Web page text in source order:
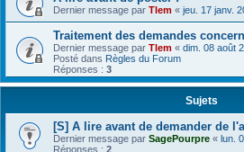
Dernier message par Tlem « jeu. 17 janv.
Traitement des demandes
Dernier message par Tlem « dim. 08 août
Posté dans Règles du Forum
Réponses : 3
Sujets
[S] A lire avant de demander de
Dernier message par SagePourpre « lun.
Réponses : 2